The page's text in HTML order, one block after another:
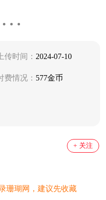
上传时间： 2024-07-10
费情况： 577金币
+ 关注
珊瑚网，建议先收藏